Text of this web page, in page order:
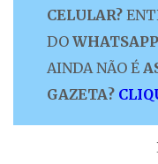
CELULAR?
DO WHATSAPP
AINDA NÃO É
GAZETA?